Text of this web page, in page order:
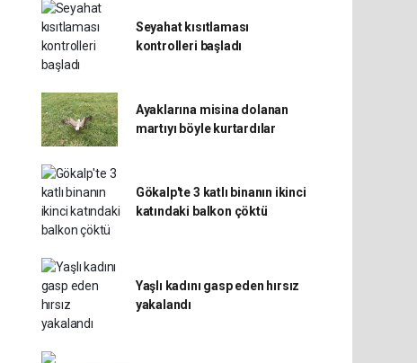
Seyahat kısıtlaması
kontrolleri başladı
Ayaklarına misina dolanan
martıyı böyle kurtardılar
Gökalp'te 3 katlı binanın ikinci
katındaki balkon çöktü
Yaşlı kadını gasp eden hırsız
yakalandı